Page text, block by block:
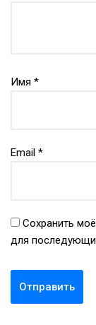
Имя *
Email *
Сохранить
для